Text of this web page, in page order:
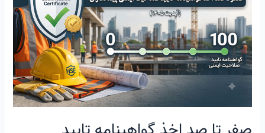
صد
اخذ
گواهینامه
تایید
صلاحیت
ایمنی
پیمانکاران
(آپدیت
1405)